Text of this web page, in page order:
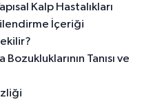
Kalp Hastalıkları
İçeriği
Tanısı ve